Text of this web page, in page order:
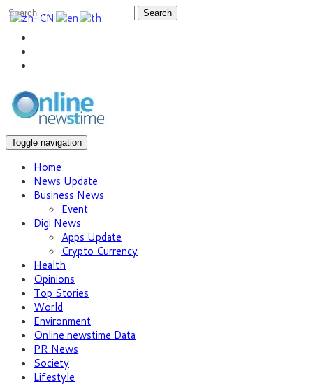
Search
Toggle navigation
Home
News Update
Business News
Event
Digi News
Apps Update
Crypto Currency
Health
Opinions
Top Stories
World
Environment
Online newstime Data
PR News
Society
Lifestyle